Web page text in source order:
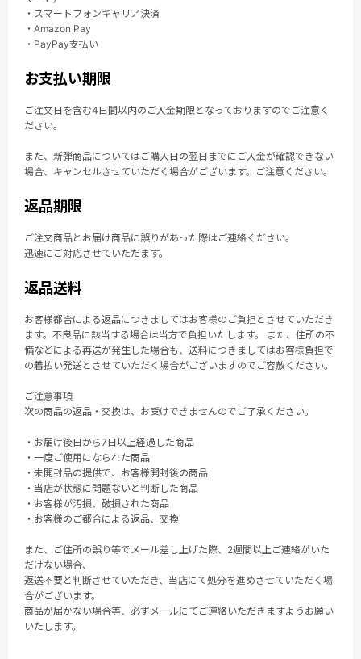
・スマートフォンキャリア決済
・Amazon Pay
・PayPay支払い
お支払い期限
ご注文日を含む4日間以内のご入金期限となっておりますのでご注意く
ださい。
また、新弾商品についてはご購入日の翌日までにご入金が確認できない
場合、キャンセルさせていただく場合がございます。ご注意ください。
返品期限
ご注文商品とお届け商品に誤りがあった際はご連絡ください。
迅速にご対応させていただます。
返品送料
お客様都合による返品につきましてはお客様のご負担とさせていただき
ます。不良品に該当する場合は当方で負担いたします。 また、住所の不
備などによる再送が発生した場合も、送料につきましてはお客様負担で
の着払い発送とさせていただく場合がございますのでご容赦ください。
ご注意事項
次の商品の返品・交換は、お受けできませんのでご了承ください。
・お届け後日から7日以上経過した商品
・一度ご使用になられた商品
・未開封品の提供で、お客様開封後の商品
・当店が状態に問題ないと判断した商品
・お客様が汚損、破損された商品
・お客様のご都合による返品、交換
また、ご住所の誤り等でメール差し上げた際、2週間以上ご連絡がいた
だけない場合、
返送不要と判断させていただき、当店にて処分を進めさせていただく場
合がございます。
商品が届かない場合等、必ずメールにてご連絡いただきますようお願い
いたします。